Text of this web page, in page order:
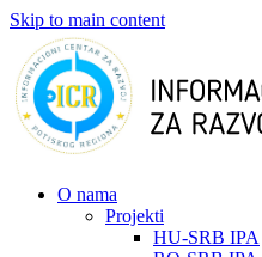
Skip to main content
О nama
Projekti
HU-SRB IPA